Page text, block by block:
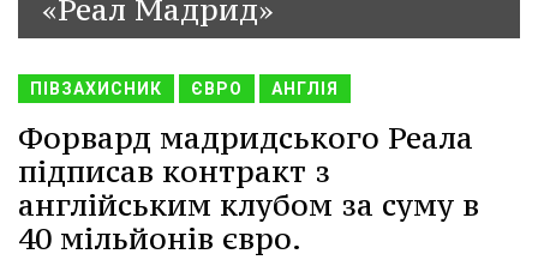
«Реал Мадрид»
ПІВЗАХИСНИК ЄВРО АНГЛІЯ
Форвард мадридського Реала
підписав контракт з
англійським клубом за суму в
40 мільйонів євро.